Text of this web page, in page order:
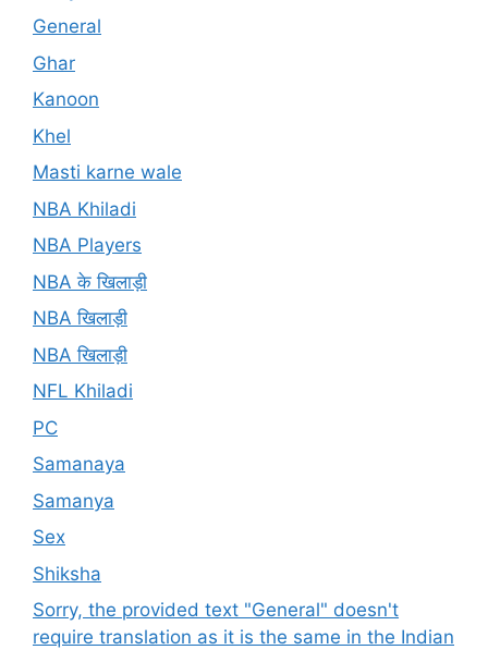
General
Ghar
Kanoon
Khel
Masti karne wale
NBA Khiladi
NBA Players
NBA के खिलाड़ी
NBA खिलाड़ी
NBA खिलाड़ी
NFL Khiladi
PC
Samanaya
Samanya
Sex
Shiksha
Sorry, the provided text "General" doesn't
require translation as it is the same in the Indian